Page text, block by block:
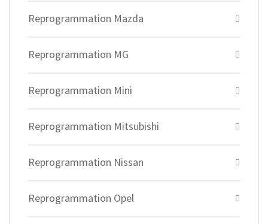
Reprogrammation Mazda
Reprogrammation MG
Reprogrammation Mini
Reprogrammation Mitsubishi
Reprogrammation Nissan
Reprogrammation Opel